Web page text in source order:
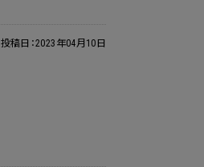
投稿日：2023年04月10日